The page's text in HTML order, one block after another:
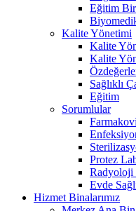
Eğitim
Kalite Yönetimi
Kalite
Kalite
Sağlıklı
Eğitim
Sorumlular
Protez
Radyoloji
Evde
Hizmet Binalarımız